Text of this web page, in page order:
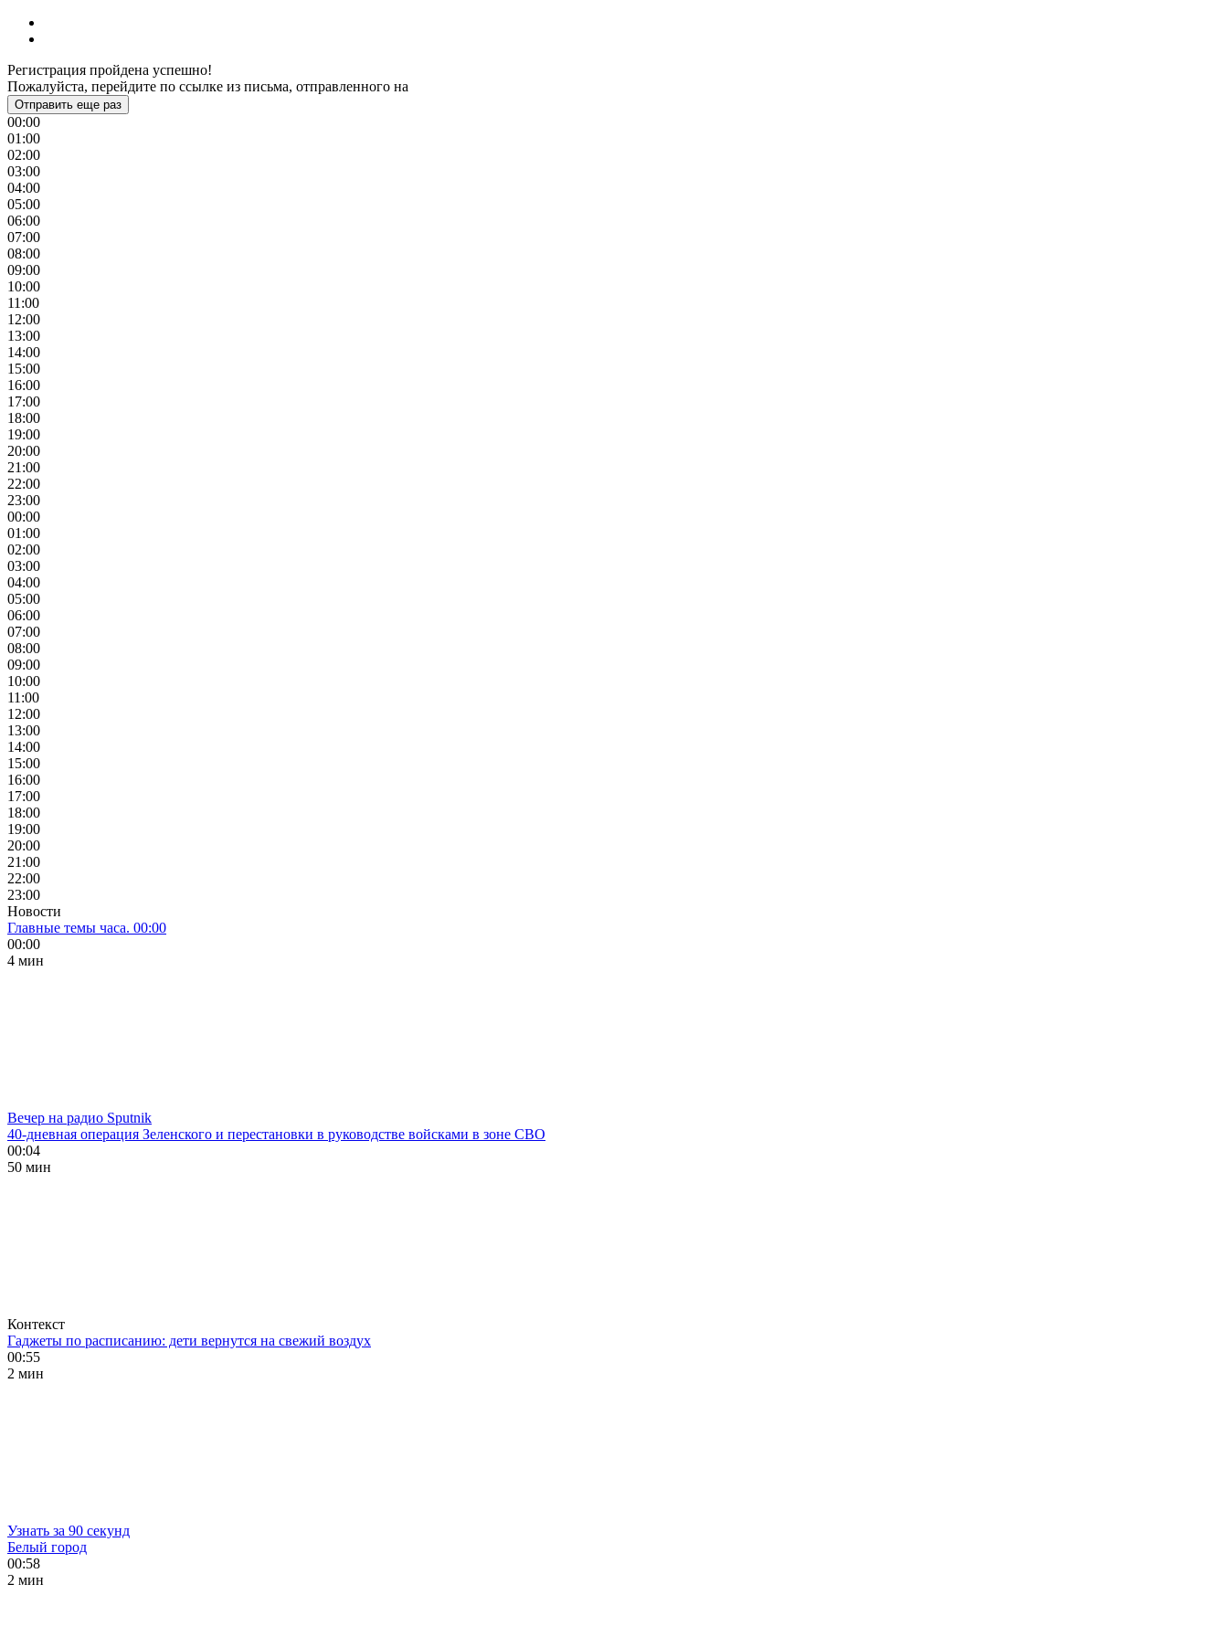
Регистрация пройдена успешно!
Пожалуйста, перейдите по ссылке из письма, отправленного на
Отправить еще раз
00:00
01:00
02:00
03:00
04:00
05:00
06:00
07:00
08:00
09:00
10:00
11:00
12:00
13:00
14:00
15:00
16:00
17:00
18:00
19:00
20:00
21:00
22:00
23:00
00:00
01:00
02:00
03:00
04:00
05:00
06:00
07:00
08:00
09:00
10:00
11:00
12:00
13:00
14:00
15:00
16:00
17:00
18:00
19:00
20:00
21:00
22:00
23:00
Новости
Главные темы часа. 00:00
00:00
4 мин
Вечер на радио Sputnik
40-дневная операция Зеленского и перестановки в руководстве войсками в зоне СВО
00:04
50 мин
Контекст
Гаджеты по расписанию: дети вернутся на свежий воздух
00:55
2 мин
Узнать за 90 секунд
Белый город
00:58
2 мин